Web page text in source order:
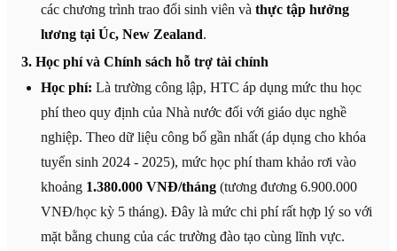
các chương trình trao đổi sinh viên và thực tập hưởng
lương tại Úc, New Zealand.
3. Học phí và Chính sách hỗ trợ tài chính
Học phí: Là trường công lập, HTC áp dụng mức thu học
phí theo quy định của Nhà nước đối với giáo dục nghề
nghiệp. Theo dữ liệu công bố gần nhất (áp dụng cho khóa
tuyển sinh 2024 - 2025), mức học phí tham khảo rơi vào
khoảng 1.380.000 VNĐ/tháng(tương đương 6.900.000
VNĐ/học kỳ 5 tháng). Đây là mức chi phí rất hợp lý so với
mặt bằng chung của các trường đào tạo cùng lĩnh vực.